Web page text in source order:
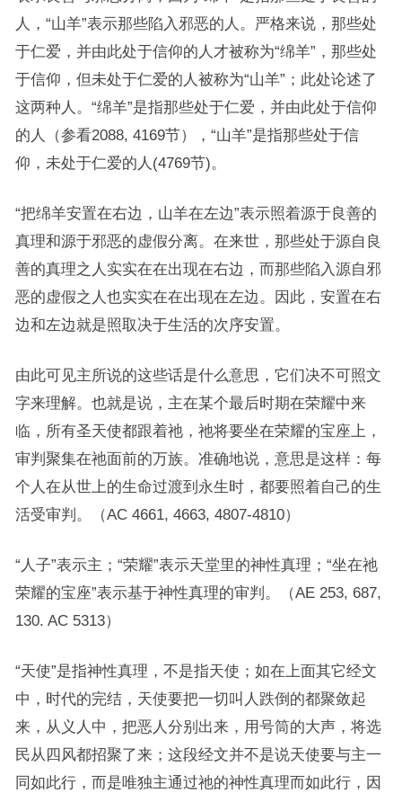
人，“山羊”表示那些陷入邪恶的人。严格来说，那些处
于仁爱，并由此处于信仰的人才被称为“绵羊”，那些处
于信仰，但未处于仁爱的人被称为“山羊”；此处论述了
这两种人。“绵羊”是指那些处于仁爱，并由此处于信仰
的人（参看2088, 4169节），“山羊”是指那些处于信
仰，未处于仁爱的人(4769节)。
“把绵羊安置在右边，山羊在左边”表示照着源于良善的
真理和源于邪恶的虚假分离。在来世，那些处于源自良
善的真理之人实实在在出现在右边，而那些陷入源自邪
恶的虚假之人也实实在在出现在左边。因此，安置在右
边和左边就是照取决于生活的次序安置。
由此可见主所说的这些话是什么意思，它们决不可照文
字来理解。也就是说，主在某个最后时期在荣耀中来
临，所有圣天使都跟着祂，祂将要坐在荣耀的宝座上，
审判聚集在祂面前的万族。准确地说，意思是这样：每
个人在从世上的生命过渡到永生时，都要照着自己的生
活受审判。（AC 4661, 4663, 4807-4810）
“人子”表示主；“荣耀”表示天堂里的神性真理；“坐在祂
荣耀的宝座”表示基于神性真理的审判。（AE 253, 687,
130. AC 5313）
“天使”是指神性真理，不是指天使；如在上面其它经文
中，时代的完结，天使要把一切叫人跌倒的都聚敛起
来，从义人中，把恶人分别出来，用号筒的大声，将选
民从四风都招聚了来；这段经文并不是说天使要与主一
同如此行，而是唯独主通过祂的神性真理而如此行，因